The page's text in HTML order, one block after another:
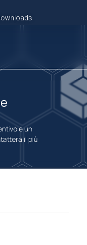
e un
il più